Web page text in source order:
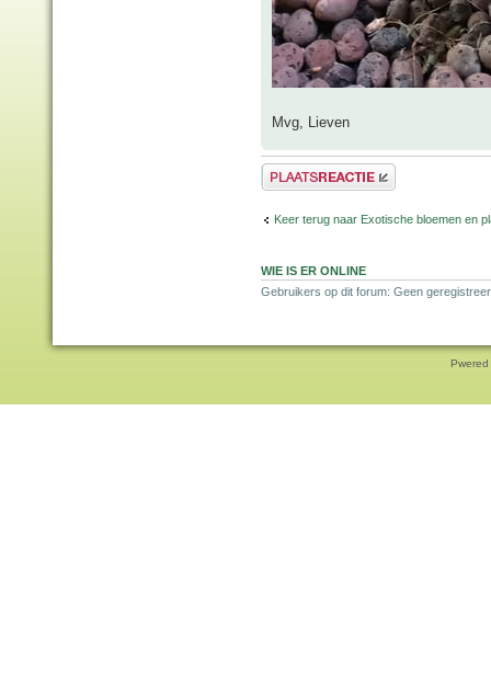
Mvg, Lieven
Plaats een reactie
Keer terug naar Exotische bloemen en
WIE IS ER ONLINE
Gebruikers op dit forum: Geen